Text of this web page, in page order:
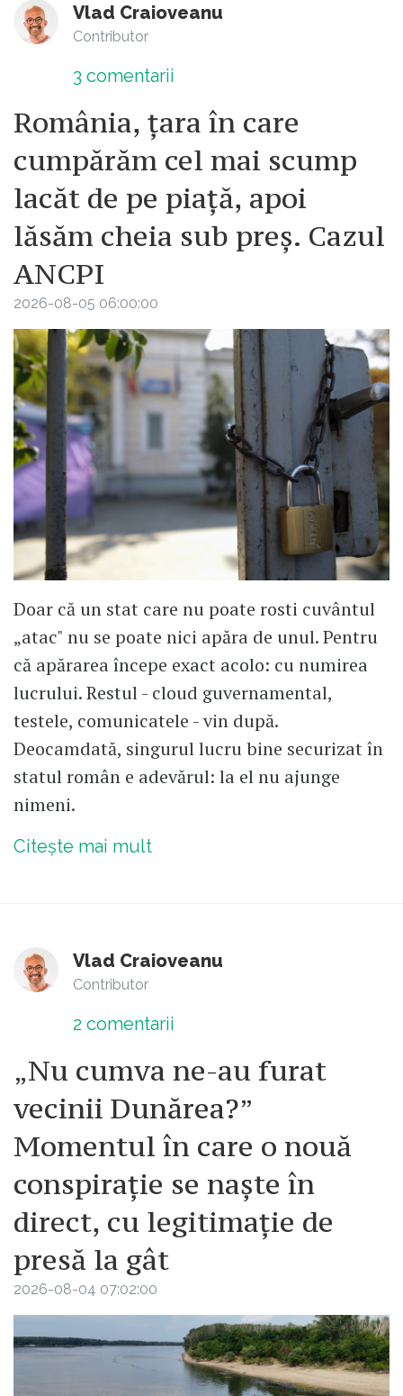
Vlad Craioveanu
Contributor
3 comentarii
România, țara în care
cumpărăm cel mai scump
lacăt de pe piață, apoi
lăsăm cheia sub preș. Cazul
ANCPI
2026-08-05 06:00:00
Doar că un stat care nu poate rosti cuvântul
„atac" nu se poate nici apăra de unul. Pentru
că apărarea începe exact acolo: cu numirea
lucrului. Restul - cloud guvernamental,
testele, comunicatele - vin după.
Deocamdată, singurul lucru bine securizat în
statul român e adevărul: la el nu ajunge
nimeni.
Citește mai mult
Vlad Craioveanu
Contributor
2 comentarii
„Nu cumva ne-au furat
vecinii Dunărea?”
Momentul în care o nouă
conspirație se naște în
direct, cu legitimație de
presă la gât
2026-08-04 07:02:00